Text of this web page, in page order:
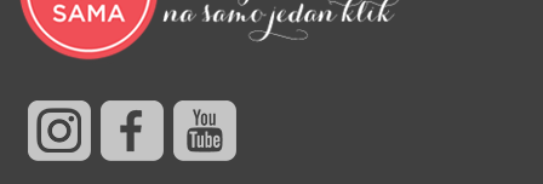
LOVOROVIM LISTOM: Stari ritual
privlačenja novca koji treba uraditi
baš tokom sezone Lava!